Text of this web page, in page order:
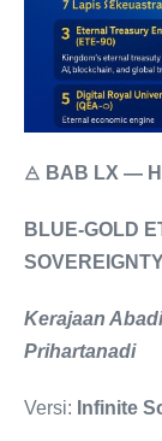
🜁 BAB LX —
BLUE-GOLD
SOVEREIGNTY
Kerajaan
Prihartanadi
Versi: Infinite